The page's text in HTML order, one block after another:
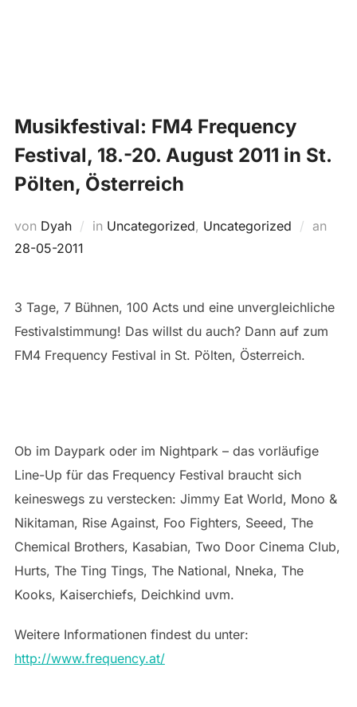
Musikfestival: FM4 Frequency
Festival, 18.-20. August 2011 in St.
Pölten, Österreich
von Dyah in Uncategorized, Uncategorized an
28-05-2011
3 Tage, 7 Bühnen, 100 Acts und eine unvergleichliche
Festivalstimmung! Das willst du auch? Dann auf zum
FM4 Frequency Festival in St. Pölten, Österreich.
Ob im Daypark oder im Nightpark – das vorläufige
Line-Up für das Frequency Festival braucht sich
keineswegs zu verstecken: Jimmy Eat World, Mono &
Nikitaman, Rise Against, Foo Fighters, Seeed, The
Chemical Brothers, Kasabian, Two Door Cinema Club,
Hurts, The Ting Tings, The National, Nneka, The
Kooks, Kaiserchiefs, Deichkind uvm.
Weitere Informationen findest du unter:
http://www.frequency.at/